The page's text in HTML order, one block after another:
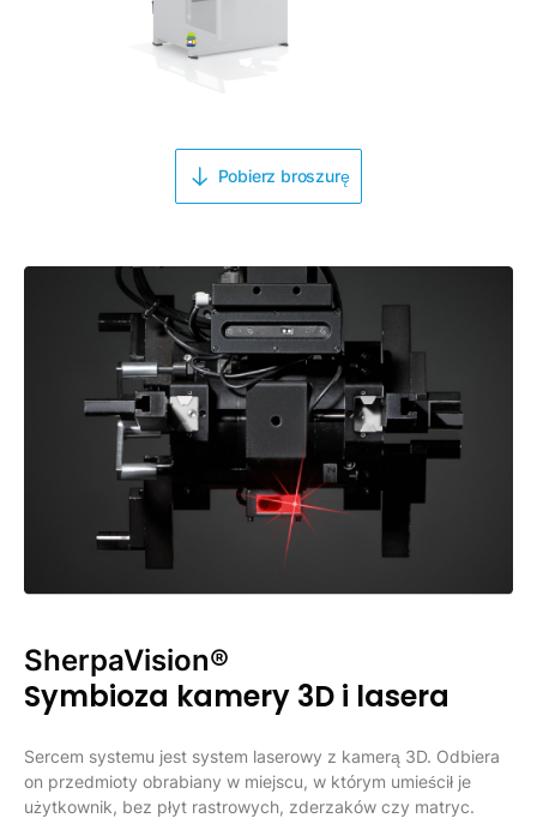
Pobierz broszurę
SherpaVision®
Symbioza kamery 3D i lasera
Sercem systemu jest system laserowy z kamerą 3D. Odbiera
on przedmioty obrabiany w miejscu, w którym umieścił je
użytkownik, bez płyt rastrowych, zderzaków czy matryc.